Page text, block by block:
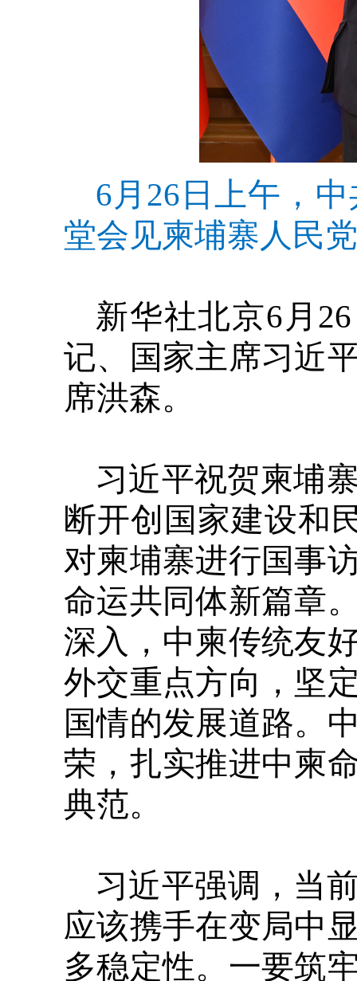
6月26日上午，
堂会见柬埔寨人民
新华社北京6月
记、国家主席习近
席洪森。
习近平祝贺柬埔
断开创国家建设和
对柬埔寨进行国事
命运共同体新篇章
深入，中柬传统友
外交重点方向，坚
国情的发展道路。
荣，扎实推进中柬
典范。
习近平强调，当
应该携手在变局中
多稳定性。一要筑